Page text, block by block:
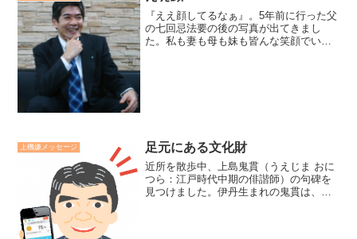
『ええ顔してるなぁ』。5年前に行った父
の七回忌法要の後の写真が出てきまし
た。私も妻も母も妹も皆んな笑顔でいい
上機嫌メッセージ 足元にある文化財
近所を散歩中、上島鬼貫（うえじま おに
つら：江戸時代中期の俳諧師）の句碑を
見つけました。伊丹生まれの鬼貫は、東